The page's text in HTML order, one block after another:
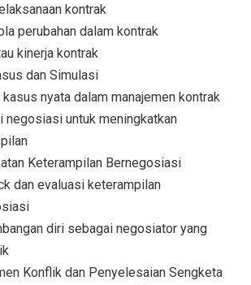
kontrak
perubahan dalam kontrak
kinerja kontrak
dan Simulasi
nyata dalam manajemen kontrak
negosiasi untuk meningkatkan
Keterampilan Bernegosiasi
dan evaluasi keterampilan
diri sebagai negosiator yang
Konflik dan Penyelesaian Sengketa